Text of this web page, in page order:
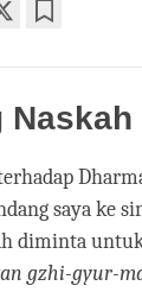
Naskah
saya ke
diminta
gzhi-gyur-